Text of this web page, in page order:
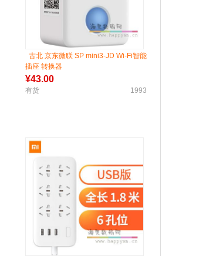
古北 京东微联 SP mini3-JD Wi-Fi智能
插座 转换器
¥43.00
有货 1993